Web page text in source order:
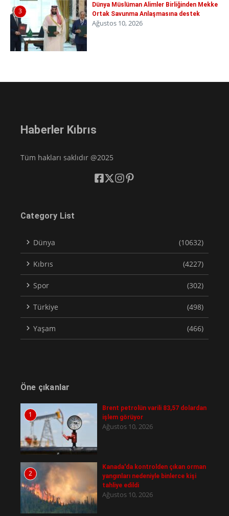
3
Dünya Müslüman Alimler Birliğinden Mekke
Ortak Savunma Anlaşmasına destek
Ağustos 10, 2026
Haberler Kıbrıs
Tüm hakları saklıdır @2025
Category List
Dünya (10632)
Kıbrıs (4227)
Spor (302)
Türkiye (498)
Yaşam (466)
Öne çıkanlar
1
Brent petrolün varili 83,57 dolardan
işlem görüyor
Ağustos 10, 2026
2
Kanada'da kontrolden çıkan orman
yangınları nedeniyle binlerce kişi
tahliye edildi
Ağustos 10, 2026